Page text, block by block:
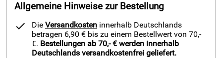
Allgemeine Hinweise zur Bestellung
Die Versandkosten innerhalb Deutschlands
betragen 6,90 € bis zu einem Bestellwert von 70,-
€. Bestellungen ab 70,- € werden innerhalb
Deutschlands versandkostenfrei geliefert.